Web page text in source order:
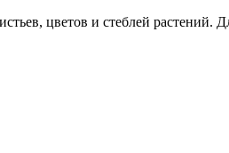
цветов и стеблей растений.